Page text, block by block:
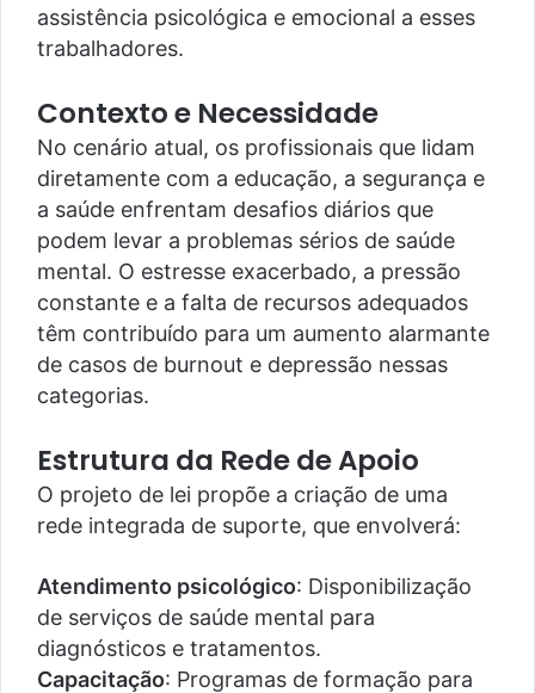
assistência psicológica e emocional a esses
trabalhadores.
Contexto e Necessidade
No cenário atual, os profissionais que lidam
diretamente com a educação, a segurança e
a saúde enfrentam desafios diários que
podem levar a problemas sérios de saúde
mental. O estresse exacerbado, a pressão
constante e a falta de recursos adequados
têm contribuído para um aumento alarmante
de casos de burnout e depressão nessas
categorias.
Estrutura da Rede de Apoio
O projeto de lei propõe a criação de uma
rede integrada de suporte, que envolverá:
Atendimento psicológico: Disponibilização
de serviços de saúde mental para
diagnósticos e tratamentos.
Capacitação: Programas de formação para